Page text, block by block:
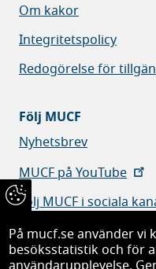
Om kakor
Integritetspolicy
Redogörelse för
Följ MUCF
Nyhetsbrev
MUCF på YouTube
Följ MUCF i sociala
På mucf.se använder vi
besöksstatistik och för